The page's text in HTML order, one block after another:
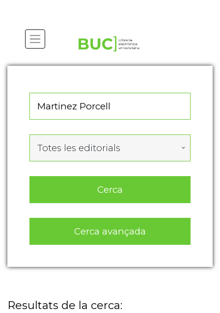
Totes les editorials
Cerca
Cerca avançada
Resultats de la cerca: